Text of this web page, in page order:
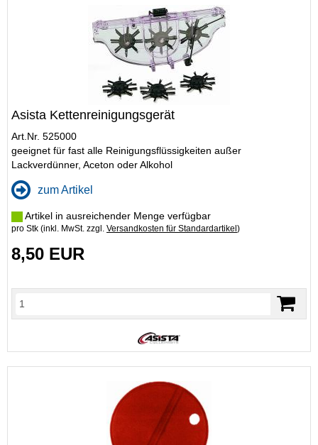
Asista Kettenreinigungsgerät
Art.Nr. 525000
geeignet für fast alle Reinigungsflüssigkeiten außer
Lackverdünner, Aceton oder Alkohol
zum Artikel
Artikel in ausreichender Menge verfügbar
pro Stk (inkl. MwSt. zzgl. Versandkosten für Standardartikel )
8,50 EUR